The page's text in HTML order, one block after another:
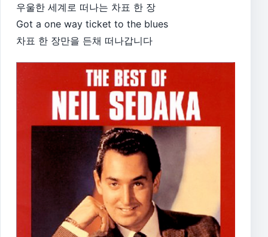
우울한 세계로 떠나는 차표 한 장
Got a one way ticket to the blues
차표 한 장만을 든채 떠나갑니다